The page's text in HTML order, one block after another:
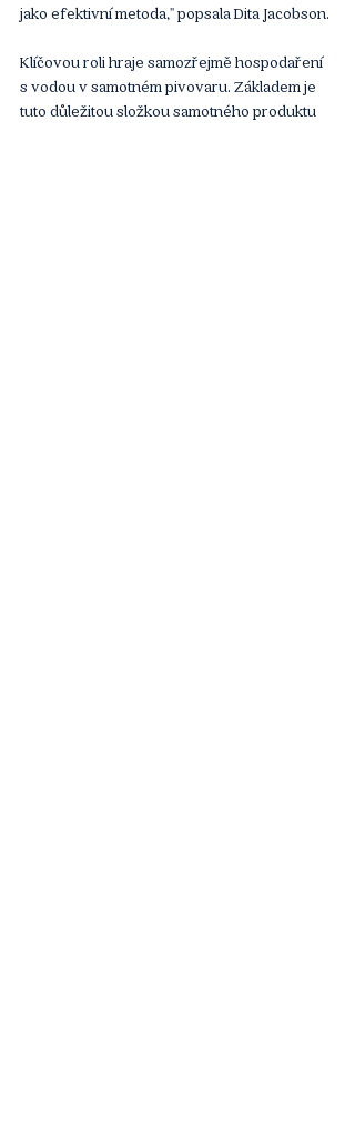
jako efektivní metoda," popsala Dita Jacobson.
Klíčovou roli hraje samozřejmě hospodaření
s vodou v samotném pivovaru. Základem je
tuto důležitou složkou samotného produktu